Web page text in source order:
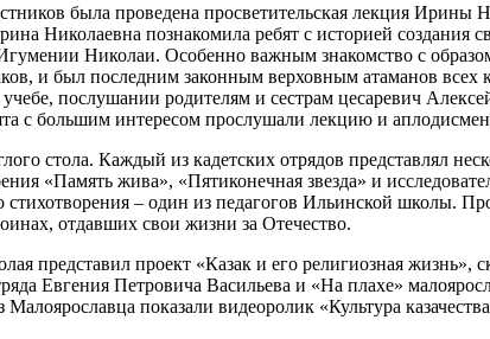
была проведена просветительская лекция
Николаевна познакомила ребят с историей
Николаи. Особенно важным знакомство с образом
и был последним законным верховным атаманов
послушании родителям и сестрам цесаревич
с большим интересом прослушали лекцию и
стола. Каждый из кадетских отрядов представлял
«Память жива», «Пятиконечная звезда» и
стихотворения – один из педагогов Ильинской школы.
отдавших свои жизни за Отечество.
представил проект «Казак и его религиозная жизнь»,
Евгения Петровича Васильева и «На плахе»
показали видеоролик «Культура